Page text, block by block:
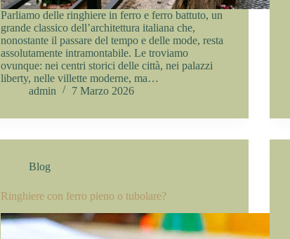
Parliamo delle ringhiere in ferro e ferro battuto, un
grande classico dell’architettura italiana che,
nonostante il passare del tempo e delle mode, resta
assolutamente intramontabile. Le troviamo
ovunque: nei centri storici delle città, nei palazzi
liberty, nelle villette moderne, ma…
admin
7 Marzo 2026
Blog
Ringhiere con ferro pieno o tubolare?